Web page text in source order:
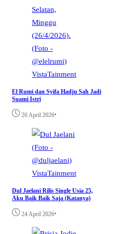
VistaTainment
El Rumi dan Syifa Hadju Sah Jadi
Suami Istri
26 April 2026•
VistaTainment
Dul Jaelani Rilis Single Usia 25,
Aku Baik Baik Saja (Katanya)
24 April 2026•